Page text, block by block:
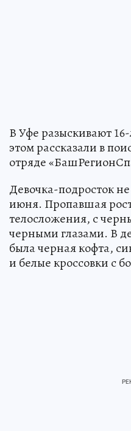
В Уфе разыскивают
этом рассказали в
отряде
Девочка-подросток
июня. Пропавшая
телосложения, с
черными глазами. В
была черная кофта,
и белые кроссовки с